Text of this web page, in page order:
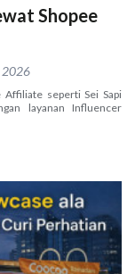
Shopee
2026
seperti Sei Sapi
layanan Influencer